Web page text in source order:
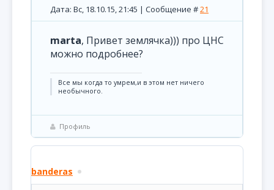
Дата: Вс, 18.10.15, 21:45 | Сообщение #21
marta, Привет землячка))) про ЦНС
можно подробнее?
Все мы когда то умрем,и в этом нет ничего
необычного.
Профиль
banderas